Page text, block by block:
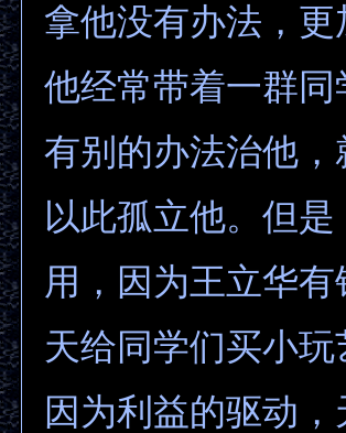
拿他没有办法，
他经常带着一群
有别的办法治他
以此孤立他。但
用，因为王立华有
天给同学们买小
因为利益的驱动